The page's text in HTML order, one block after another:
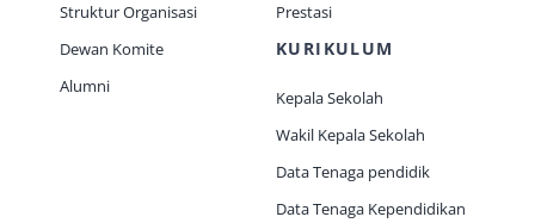
staf Sekolah
Struktur Organisasi
Dewan Komite
Alumni
Prestasi
KURIKULUM
Kepala Sekolah
Wakil Kepala Sekolah
Data Tenaga pendidik
Data Tenaga Kependidikan